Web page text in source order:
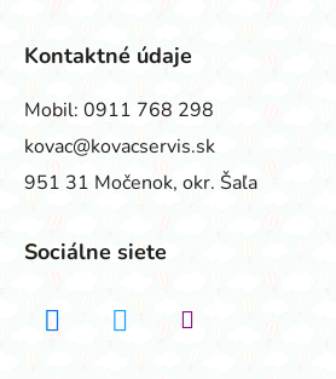
Kontaktné údaje
Mobil: 0911 768 298
kovac@kovacservis.sk
951 31 Močenok, okr. Šaľa
Sociálne siete